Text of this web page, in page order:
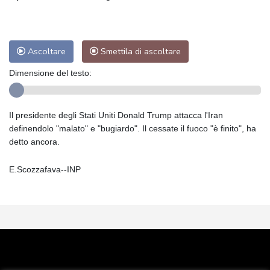
Ascoltare Smettila di ascoltare
Dimensione del testo:
Il presidente degli Stati Uniti Donald Trump attacca l'Iran
definendolo "malato" e "bugiardo". Il cessate il fuoco "è finito", ha
detto ancora.
E.Scozzafava--INP